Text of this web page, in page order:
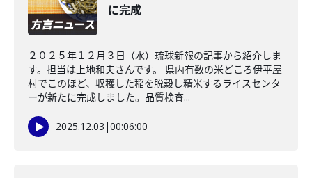
に完成
２０２５年１２月３日（水）琉球新報の記事から紹介しま
す。担当は上地和夫さんです。 県内有数の米どころ伊平屋
村でこのほど、収穫した稲を脱穀し精米するライスセンタ
ーが新たに完成しました。品質検査...
2025.12.03 |00:06:00